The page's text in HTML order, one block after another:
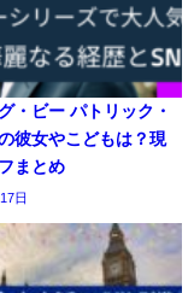
・ビー パトリック・
彼女やこどもは？現
まとめ
日